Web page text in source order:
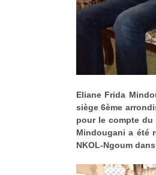
Eliane Frida
siège 6ème
pour le compte du
Mindougani a été
NKOL-Ngoum